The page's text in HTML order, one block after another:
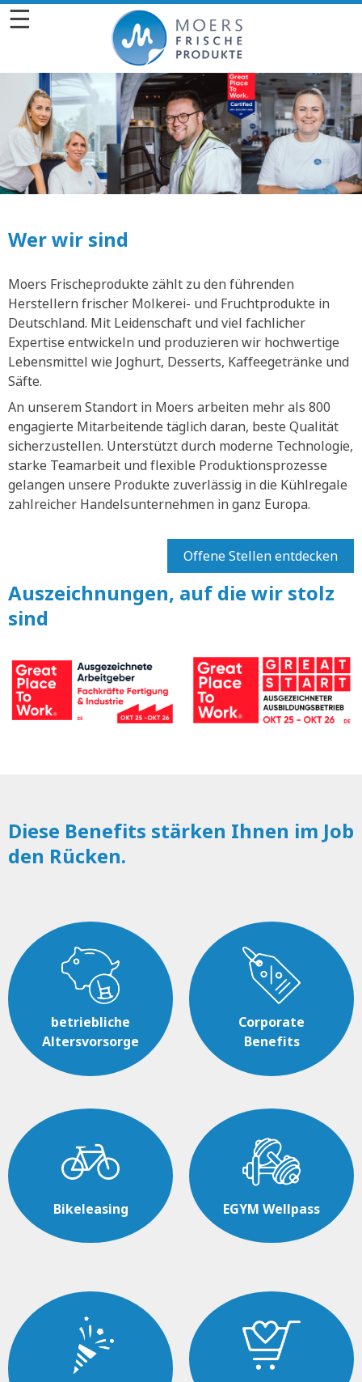
☰
Wer wir sind
Moers Frischeprodukte zählt zu den führenden
Herstellern frischer Molkerei- und Fruchtprodukte in
Deutschland. Mit Leidenschaft und viel fachlicher
Expertise entwickeln und produzieren wir hochwertige
Lebensmittel wie Joghurt, Desserts, Kaffeegetränke und
Säfte.
An unserem Standort in Moers arbeiten mehr als 800
engagierte Mitarbeitende täglich daran, beste Qualität
sicherzustellen. Unterstützt durch moderne Technologie,
starke Teamarbeit und flexible Produktionsprozesse
gelangen unsere Produkte zuverlässig in die Kühlregale
zahlreicher Handelsunternehmen in ganz Europa.
Offene Stellen entdecken
Auszeichnungen, auf die wir stolz
sind
Diese Benefits stärken Ihnen im Job
den Rücken.
betriebliche
Altersvorsorge
Bikeleasing
Corporate
Benefits
EGYM Wellpass